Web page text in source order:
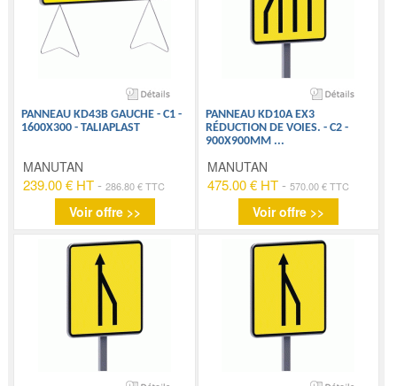
PANNEAU KD43B GAUCHE - C1 -
1600X300 - TALIAPLAST
MANUTAN
239.00 € HT -286.80 € TTC
Voir offre >>
PANNEAU KD10A EX3
RÉDUCTION DE VOIES. - C2 -
900X900MM ...
MANUTAN
475.00 € HT- 570.00 € TTC
Voir offre >>